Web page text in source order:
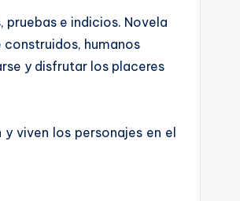
pruebas e indicios. Novela
construidos, humanos
y disfrutar los placeres
viven los personajes en el